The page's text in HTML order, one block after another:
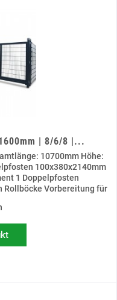
| 8/6/8 |...
10700mm Höhe:
100x380x2140mm
1 Doppelpfosten
Rollböcke Vorbereitung für